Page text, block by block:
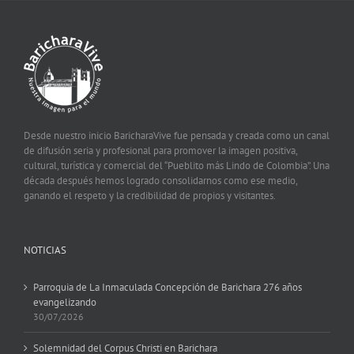
Desde nuestro inicio BaricharaVive fue pensada y creada como un canal
de difusión seria y profesional para promover la imagen positiva,
cultural, turística y comercial del “Pueblito más Lindo de Colombia”. Una
década después hemos logrado consolidarnos como ese medio,
ganando el respeto y la credibilidad de propios y visitantes.
NOTICIAS
Parroquia de La Inmaculada Concepción de Barichara 276 años
evangelizando
30/07/2026
Solemnidad del Corpus Christi en Barichara